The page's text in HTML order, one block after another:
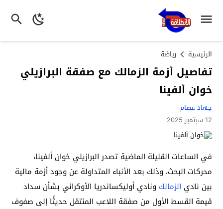
الرئيسية رياضة
تفاصيل أزمة الزمالك مع صفقة البرازيلي
خوان ألفينا
جهاد عصام
12 سبتمبر 2025
في الساعات القليلة الماضية تصدر البرازيلي خوان ألفينا،
محركات البحث، وذلك بعد الأنباء المتداولة عن وجود أزمة مالية
بين نادي الزمالك ونادي أوليكساندريا الأوكراني بشأن سداد
قيمة القسط الأول من صفقة اللاعب المنتقل حديثًا إلى صفوف